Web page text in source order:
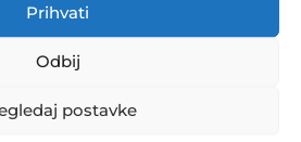
Prihvati
Odbij
postavke